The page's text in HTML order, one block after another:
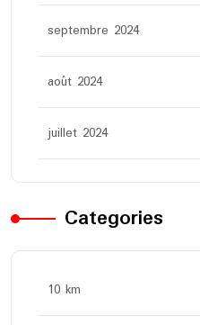
septembre 2024
août 2024
juillet 2024
Categories
10 km